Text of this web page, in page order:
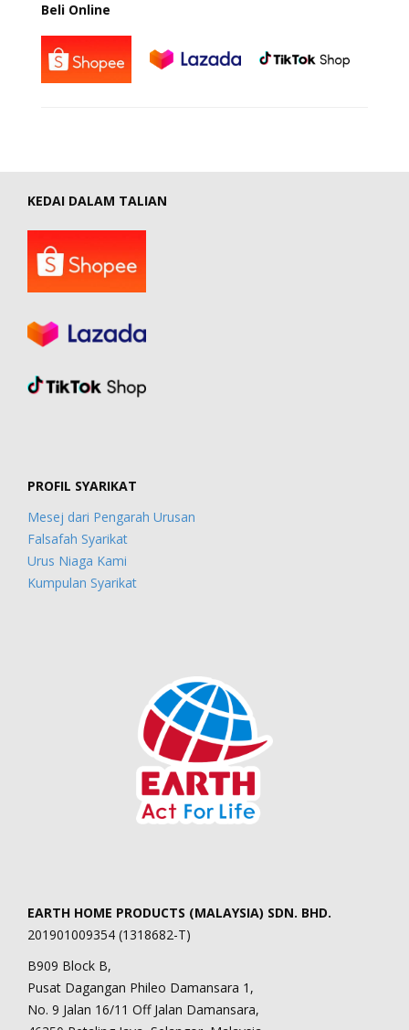
Beli Online
KEDAI DALAM TALIAN
PROFIL SYARIKAT
Mesej dari Pengarah Urusan
Falsafah Syarikat
Urus Niaga Kami
Kumpulan Syarikat
EARTH HOME PRODUCTS (MALAYSIA) SDN. BHD.
201901009354 (1318682-T)
B909 Block B,
Pusat Dagangan Phileo Damansara 1,
No. 9 Jalan 16/11 Off Jalan Damansara,